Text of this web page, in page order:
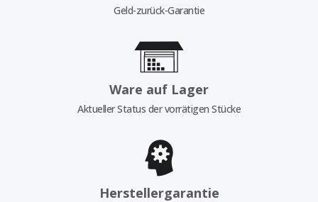
Geld-zurück-Garantie
Ware auf Lager
Aktueller Status der vorrätigen Stücke
Herstellergarantie